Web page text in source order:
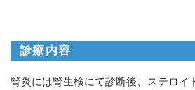
診療内容
腎炎には腎生検にて診断後、ステロイ